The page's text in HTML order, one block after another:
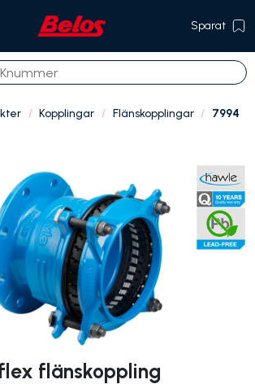
Sparat
Kopplingar Flänskopplingar 7994
flänskoppling